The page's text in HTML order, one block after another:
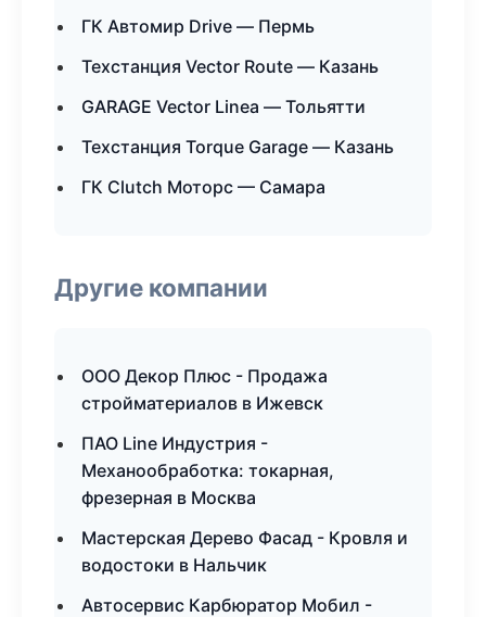
ГК Автомир Drive — Пермь
Техстанция Vector Route — Казань
GARAGE Vector Linea — Тольятти
Техстанция Torque Garage — Казань
ГК Clutch Моторс — Самара
Другие компании
ООО Декор Плюс - Продажа
стройматериалов в Ижевск
ПАО Line Индустрия -
Механообработка: токарная,
фрезерная в Москва
Мастерская Дерево Фасад - Кровля и
водостоки в Нальчик
Автосервис Карбюратор Мобил -